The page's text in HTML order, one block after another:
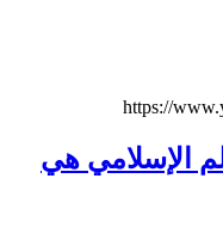
https://
الإسلامي هي